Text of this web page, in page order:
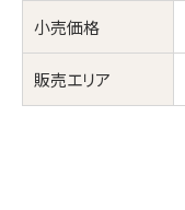
小売価格
販売エリア